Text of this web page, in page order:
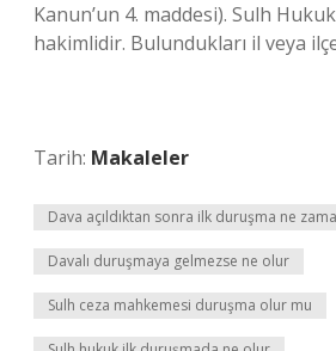
Kanun’un 4. maddesi). Sulh
hakimlidir. Bulundukları il veya
Tarih: Makaleler
Dava açıldıktan sonra ilk duruşma ne
Davalı duruşmaya gelmezse ne olur
Sulh ceza mahkemesi duruşma olur mu